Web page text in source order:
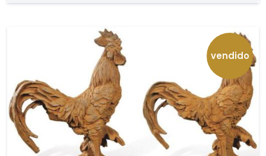
vendido